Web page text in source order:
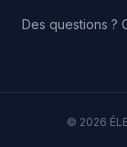
Des questions ?
© 2026